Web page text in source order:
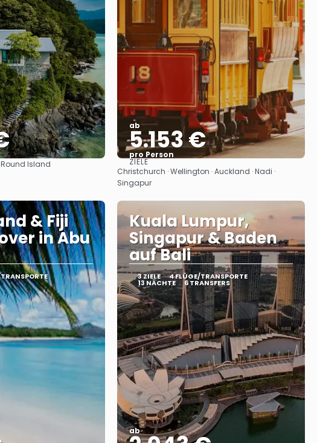
Sehen
Round Island
ab
5.153 €
pro Person
Sehen
ZIELE
Christchurch · Wellington · Auckland · Nadi ·
Singapur
& Fiji
in Abu
Kuala Lumpur,
Singapur & Baden
auf Bali
3 ZIELE 4 FLÜGE/TRANSPORTE
13 NÄCHTE 6 TRANSFERS
ab